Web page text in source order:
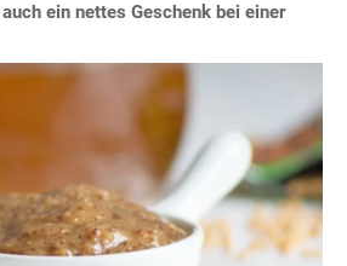
ein nettes Geschenk bei einer